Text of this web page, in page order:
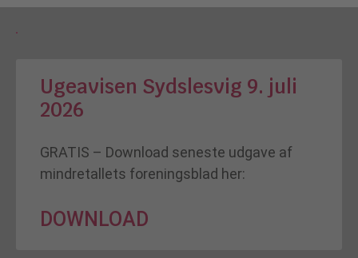
Ugeavisen Sydslesvig 9. juli
2026
GRATIS – Download seneste udgave af
mindretallets foreningsblad her:
DOWNLOAD